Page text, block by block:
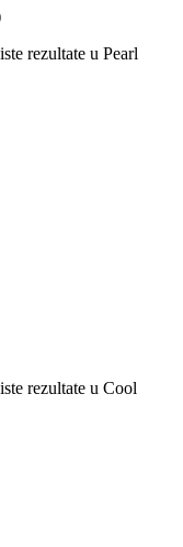
rezultate u Pearl
rezultate u Cool